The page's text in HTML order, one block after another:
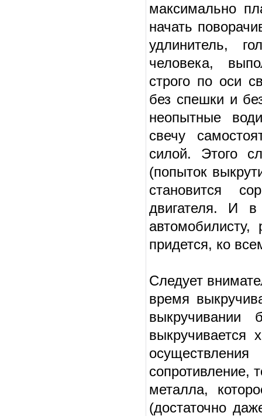
максимально
начать
удлинитель,
человека,
строго по оси
без спешки и
неопытные
свечу
силой. Этого
(попыток
становится
двигателя. И
придется, ко
Следует
время
выкручивании
сопротивление,
металла,
(достаточно